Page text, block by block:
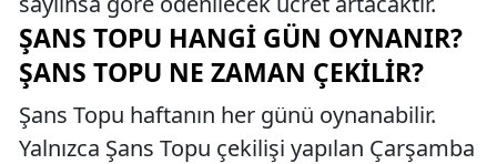
ŞANS TOPU HANGI GÜN OYNANIR?
ŞANS TOPU NE ZAMAN ÇEKILIR?
Şans Topu haftanın her günü oynanabilir.
Yalnızca Şans Topu çekilişi yapılan Çarşamba